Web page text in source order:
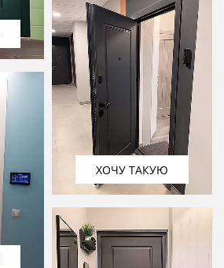
ХОЧУ ТАКУЮ